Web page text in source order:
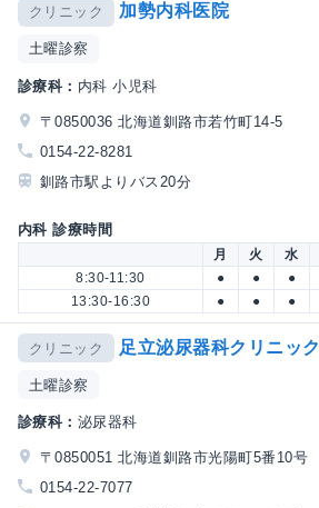
クリニック 加勢内科医院
土曜診察
診療科： 内科 小児科
〒0850036 北海道釧路市若竹町14-5
0154-22-8281
釧路市駅よりバス20分
内科 診療時間
月 火 水
8:30-11:30
● ● ●
13:30-16:30
● ● ●
クリニック 足立泌尿器科クリニック
土曜診察
診療科： 泌尿器科
〒0850051 北海道釧路市光陽町5番10号
0154-22-7077